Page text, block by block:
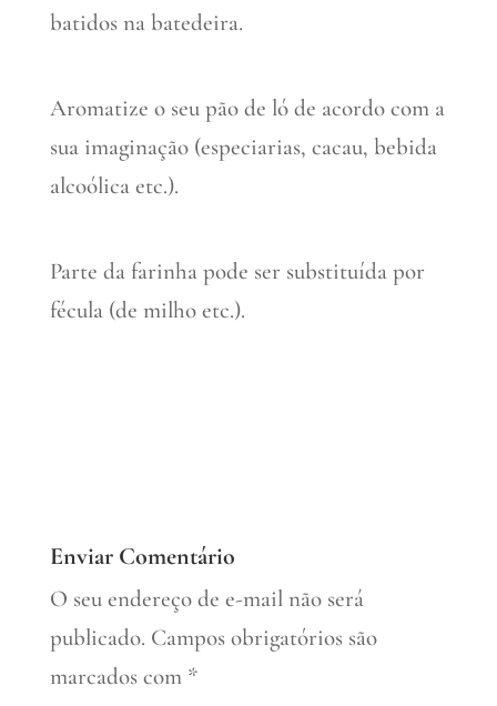
batidos na batedeira.
Aromatize o seu pão de ló de acordo com a
sua imaginação (especiarias, cacau, bebida
alcoólica etc.).
Parte da farinha pode ser substituída por
fécula (de milho etc.).
Enviar Comentário
O seu endereço de e-mail não será
publicado. Campos obrigatórios são
marcados com *